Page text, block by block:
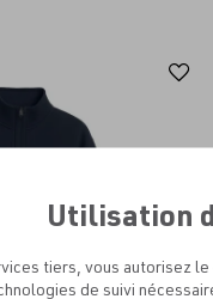
Utilisation
tiers, vous autorisez
de suivi